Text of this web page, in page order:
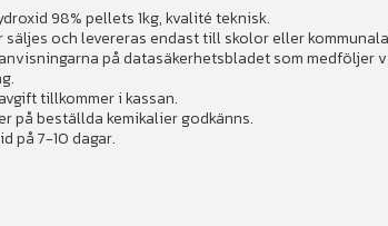
98% pellets 1kg, kvalité teknisk.
säljes och levereras endast till skolor eller
på datasäkerhetsbladet som medföljer
tillkommer i kassan.
på beställda kemikalier godkänns.
på 7-10 dagar.